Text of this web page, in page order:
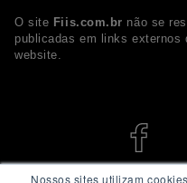
Nossos sites utilizam
O site Fiis.com.br não se
publicadas em links
website.